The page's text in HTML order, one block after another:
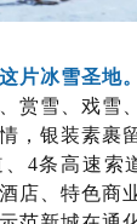
片冰雪圣地。
赏雪、戏雪
，银装素裹
、4条高速索
店、特色商